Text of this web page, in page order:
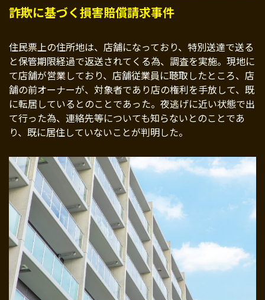
詐欺に基づく損害賠償請求事件
住民票上の住所地は、店舗になっており、特別送達で送る
と保管期限経過で返送されてくる為、調査を実施。現地に
て店舗が営業しており、店舗従業員に聴取したところ、店
舗の前オーナーが、対象者であり店の権利を手放して、既
に転居しているとのことであった。夜逃げに近い状態で出
て行った為、連絡先等についても知らないとのことであ
り、既に居住していないことが判明した。